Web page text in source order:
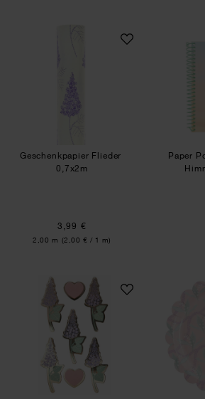
Geschenkpapier Flieder
0,7x2m
3,99 €
Inhalt:
2,00 m (2,00 € / 1 m)
Paper
Paper Poetry 3D-Sticker